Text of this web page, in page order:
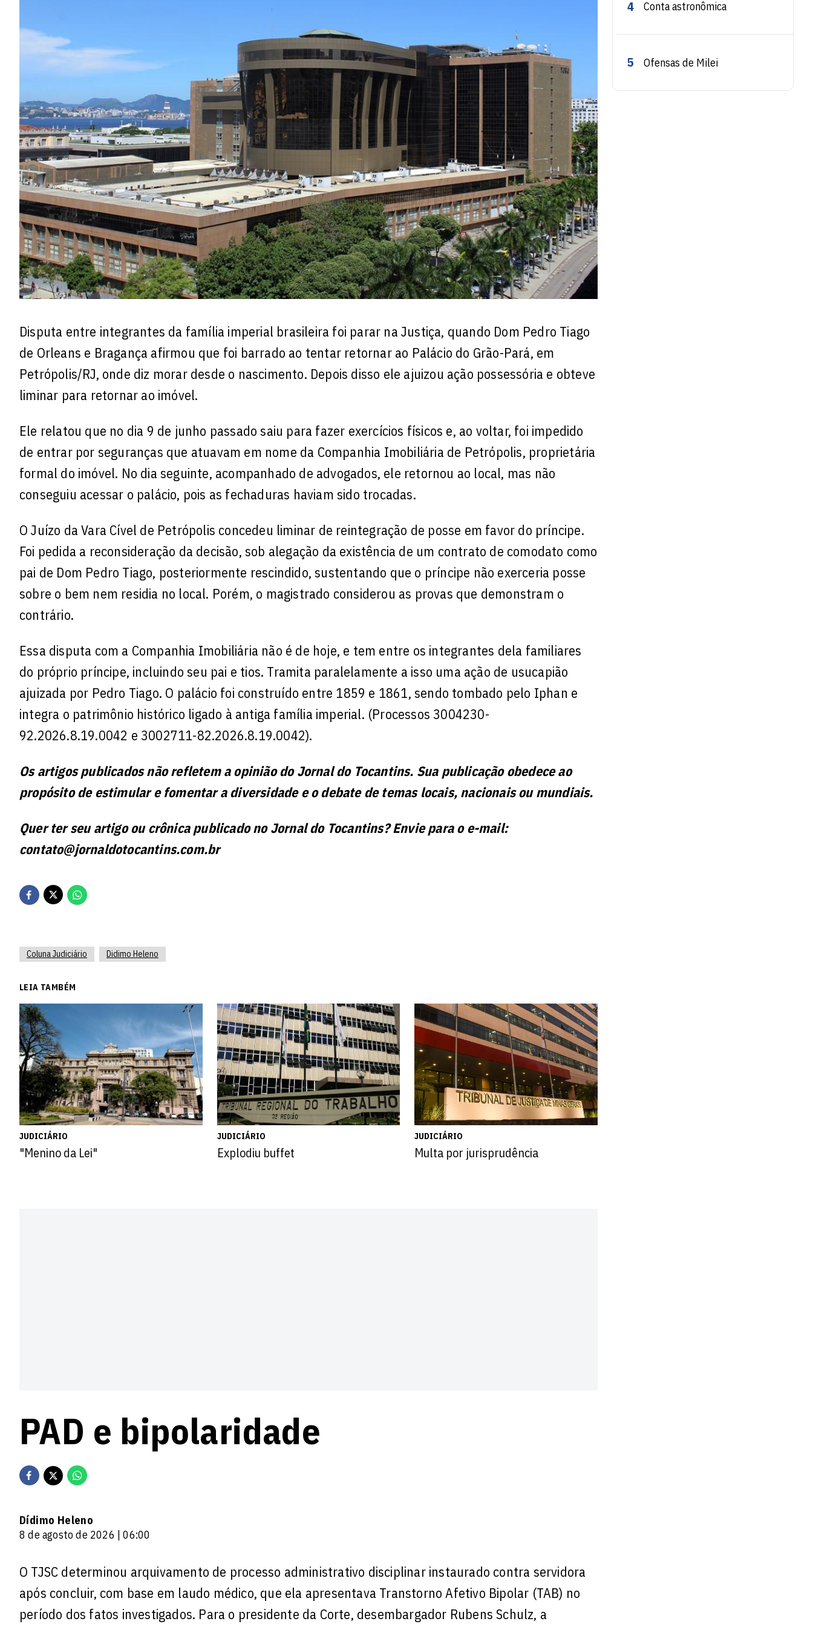
Disputa entre integrantes da família imperial brasileira foi parar na Justiça, quando Dom Pedro Tiago
de Orleans e Bragança afirmou que foi barrado ao tentar retornar ao Palácio do Grão-Pará, em
Petrópolis/RJ, onde diz morar desde o nascimento. Depois disso ele ajuizou ação possessória e obteve
liminar para retornar ao imóvel.
Ele relatou que no dia 9 de junho passado saiu para fazer exercícios físicos e, ao voltar, foi impedido
de entrar por seguranças que atuavam em nome da Companhia Imobiliária de Petrópolis, proprietária
formal do imóvel. No dia seguinte, acompanhado de advogados, ele retornou ao local, mas não
conseguiu acessar o palácio, pois as fechaduras haviam sido trocadas.
O Juízo da Vara Cível de Petrópolis concedeu liminar de reintegração de posse em favor do príncipe.
Foi pedida a reconsideração da decisão, sob alegação da existência de um contrato de comodato como
pai de Dom Pedro Tiago, posteriormente rescindido, sustentando que o príncipe não exerceria posse
sobre o bem nem residia no local. Porém, o magistrado considerou as provas que demonstram o
contrário.
Essa disputa com a Companhia Imobiliária não é de hoje, e tem entre os integrantes dela familiares
do próprio príncipe, incluindo seu pai e tios. Tramita paralelamente a isso uma ação de usucapião
ajuizada por Pedro Tiago. O palácio foi construído entre 1859 e 1861, sendo tombado pelo Iphan e
integra o patrimônio histórico ligado à antiga família imperial. (Processos 3004230-
92.2026.8.19.0042 e 3002711-82.2026.8.19.0042).
Os artigos publicados não refletem a opinião do Jornal do Tocantins. Sua publicação obedece ao
propósito de estimular e fomentar a diversidade e o debate de temas locais, nacionais ou mundiais.
Quer ter seu artigo ou crônica publicado no Jornal do Tocantins? Envie para o e-mail:
contato@jornaldotocantins.com.br
Coluna Judiciário Didimo Heleno
LEIA TAMBÉM
JUDICIÁRIO
"Menino da Lei"
JUDICIÁRIO
Explodiu buffet
JUDICIÁRIO
Multa por jurisprudência
PAD e bipolaridade
Dídimo Heleno
8 de agosto de 2026 | 06:00
O TJSC determinou arquivamento de processo administrativo disciplinar instaurado contra servidora
após concluir, com base em laudo médico, que ela apresentava Transtorno Afetivo Bipolar (TAB) no
período dos fatos investigados. Para o presidente da Corte, desembargador Rubens Schulz, a
4 Conta astronômica
5 Ofensas de Milei